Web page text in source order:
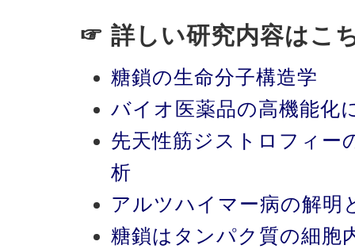
☞ 詳しい研究内容はこ
糖鎖の生命分子構造学
バイオ医薬品の高機能化
先天性筋ジストロフィー
析
アルツハイマー病の解明
糖鎖はタンパク質の細胞